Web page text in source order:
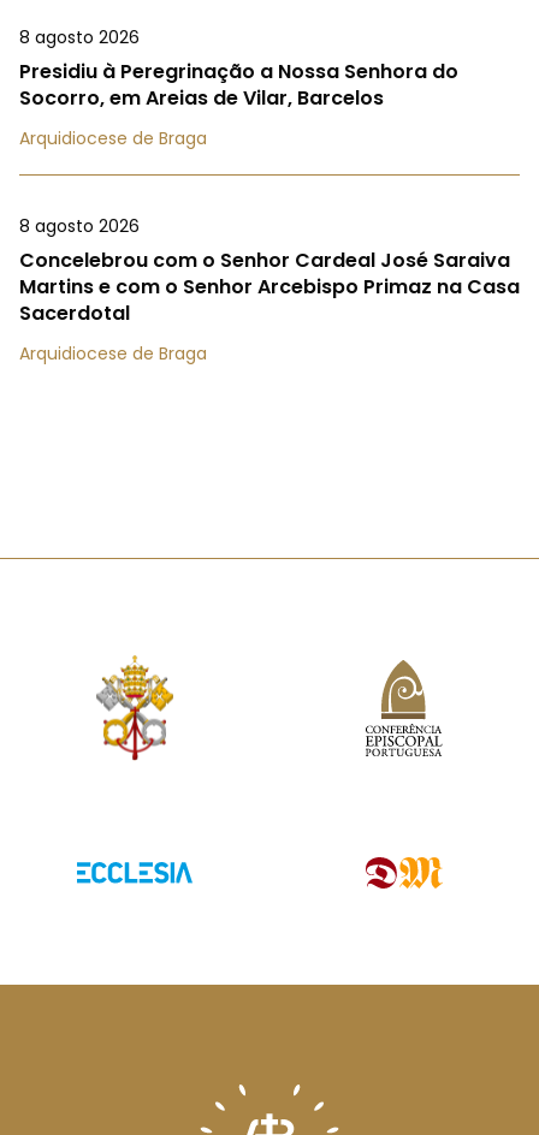
8 agosto 2026
Presidiu à Peregrinação a Nossa Senhora do
Socorro, em Areias de Vilar, Barcelos
Arquidiocese de Braga
8 agosto 2026
Concelebrou com o Senhor Cardeal José Saraiva
Martins e com o Senhor Arcebispo Primaz na Casa
Sacerdotal
Arquidiocese de Braga